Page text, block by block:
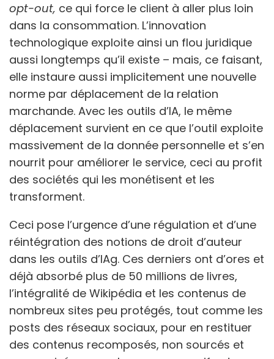
opt-out, ce qui force le client à aller plus loin
dans la consommation. L’innovation
technologique exploite ainsi un flou juridique
aussi longtemps qu’il existe – mais, ce faisant,
elle instaure aussi implicitement une nouvelle
norme par déplacement de la relation
marchande. Avec les outils d’IA, le même
déplacement survient en ce que l’outil exploite
massivement de la donnée personnelle et s’en
nourrit pour améliorer le service, ceci au profit
des sociétés qui les monétisent et les
transforment.
Ceci pose l’urgence d’une régulation et d’une
réintégration des notions de droit d’auteur
dans les outils d’IAg. Ces derniers ont d’ores et
déjà absorbé plus de 50 millions de livres,
l’intégralité de Wikipédia et les contenus de
nombreux sites peu protégés, tout comme les
posts des réseaux sociaux, pour en restituer
des contenus recomposés, non sourcés et